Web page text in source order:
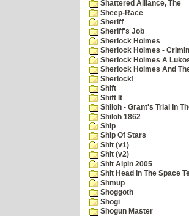
Shattered Alliance, The
Sheep-Race
Sheriff
Sheriff's Job
Sherlock Holmes
Sherlock Holmes -
Sherlock Holmes A
Sherlock Holmes And
Sherlock!
Shift
Shift It
Shiloh - Grant's Trial In
Shiloh 1862
Ship
Ship Of Stars
Shit (v1)
Shit (v2)
Shit Alpin 2005
Shit Head In The Space
Shmup
Shoggoth
Shogi
Shogun Master